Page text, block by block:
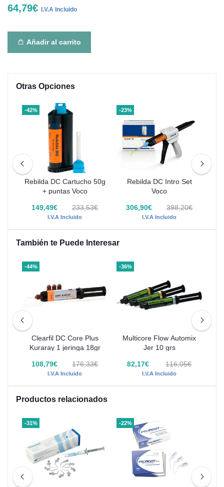
64,79€ I.V.A Incluido
Añadir al carrito
Otras Opciones
-42%
Rebilda DC Cartucho 50g
+ puntas Voco
149,49€ 233,53€
I.V.A Incluido
-23%
Rebilda DC Intro Set
Voco
306,90€ 398,20€
I.V.A Incluido
También te Puede Interesar
-44%
Clearfil DC Core Plus
Kuraray 1 jeringa 18gr
108,79€ 176,33€
I.V.A Incluido
-36%
Multicore Flow Automix
Jer 10 grs
82,17€ 116,05€
I.V.A Incluido
Productos relacionados
-31% -22%